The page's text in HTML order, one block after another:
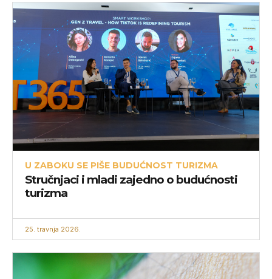
U ZABOKU SE PIŠE BUDUĆNOST TURIZMA
Stručnjaci i mladi zajedno o budućnosti
turizma
25. travnja 2026.